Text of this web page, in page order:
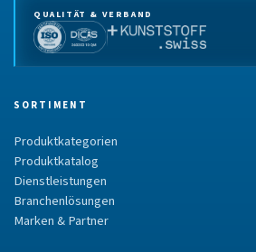
QUALITÄT & VERBAND
SORTIMENT
Produktkategorien
Produktkatalog
Dienstleistungen
Branchenlösungen
Marken & Partner